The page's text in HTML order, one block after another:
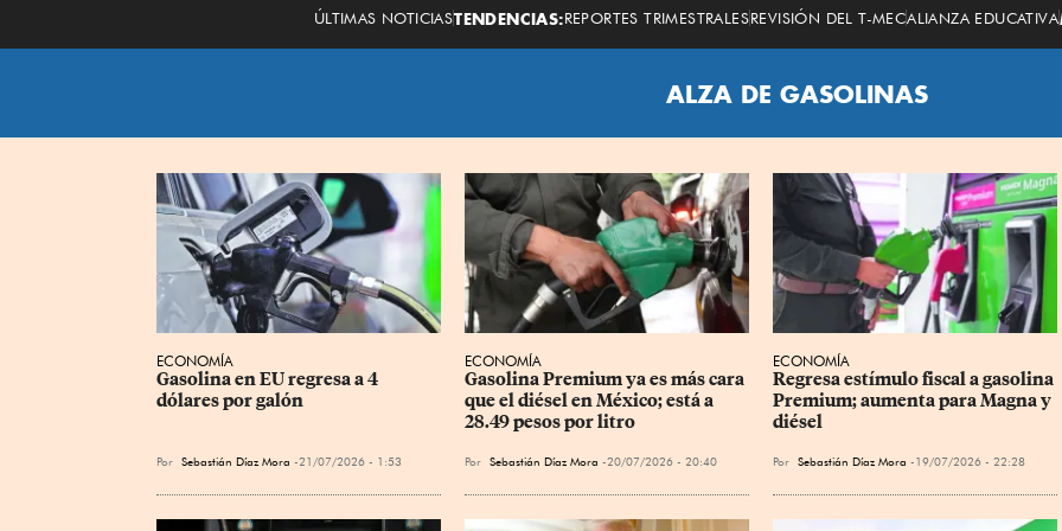
ÚLTIMAS NOTICIASTENDENCIAS:REPORTES TRIMESTRALESREVISIÓN DEL T-MECALIANZA EDUCATIVA
ALZA DE GASOLINAS
ECONOMÍA
Gasolina en EU regresa a 4
dólares por galón
Por Sebastián Díaz Mora 21/07/2026 - 1:53
ECONOMÍA
Gasolina Premium ya es más cara
que el diésel en México; está a
28.49 pesos por litro
Por Sebastián Díaz Mora 20/07/2026 - 20:40
ECONOMÍA
Regresa estímulo fiscal a gasolina
Premium; aumenta para Magna y
diésel
Por Sebastián Díaz Mora 19/07/2026 - 22:28